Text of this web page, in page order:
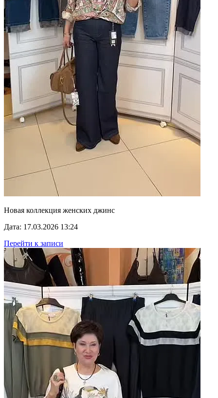
Новая коллекция женских джинс
Дата: 17.03.2026 13:24
Перейти к записи